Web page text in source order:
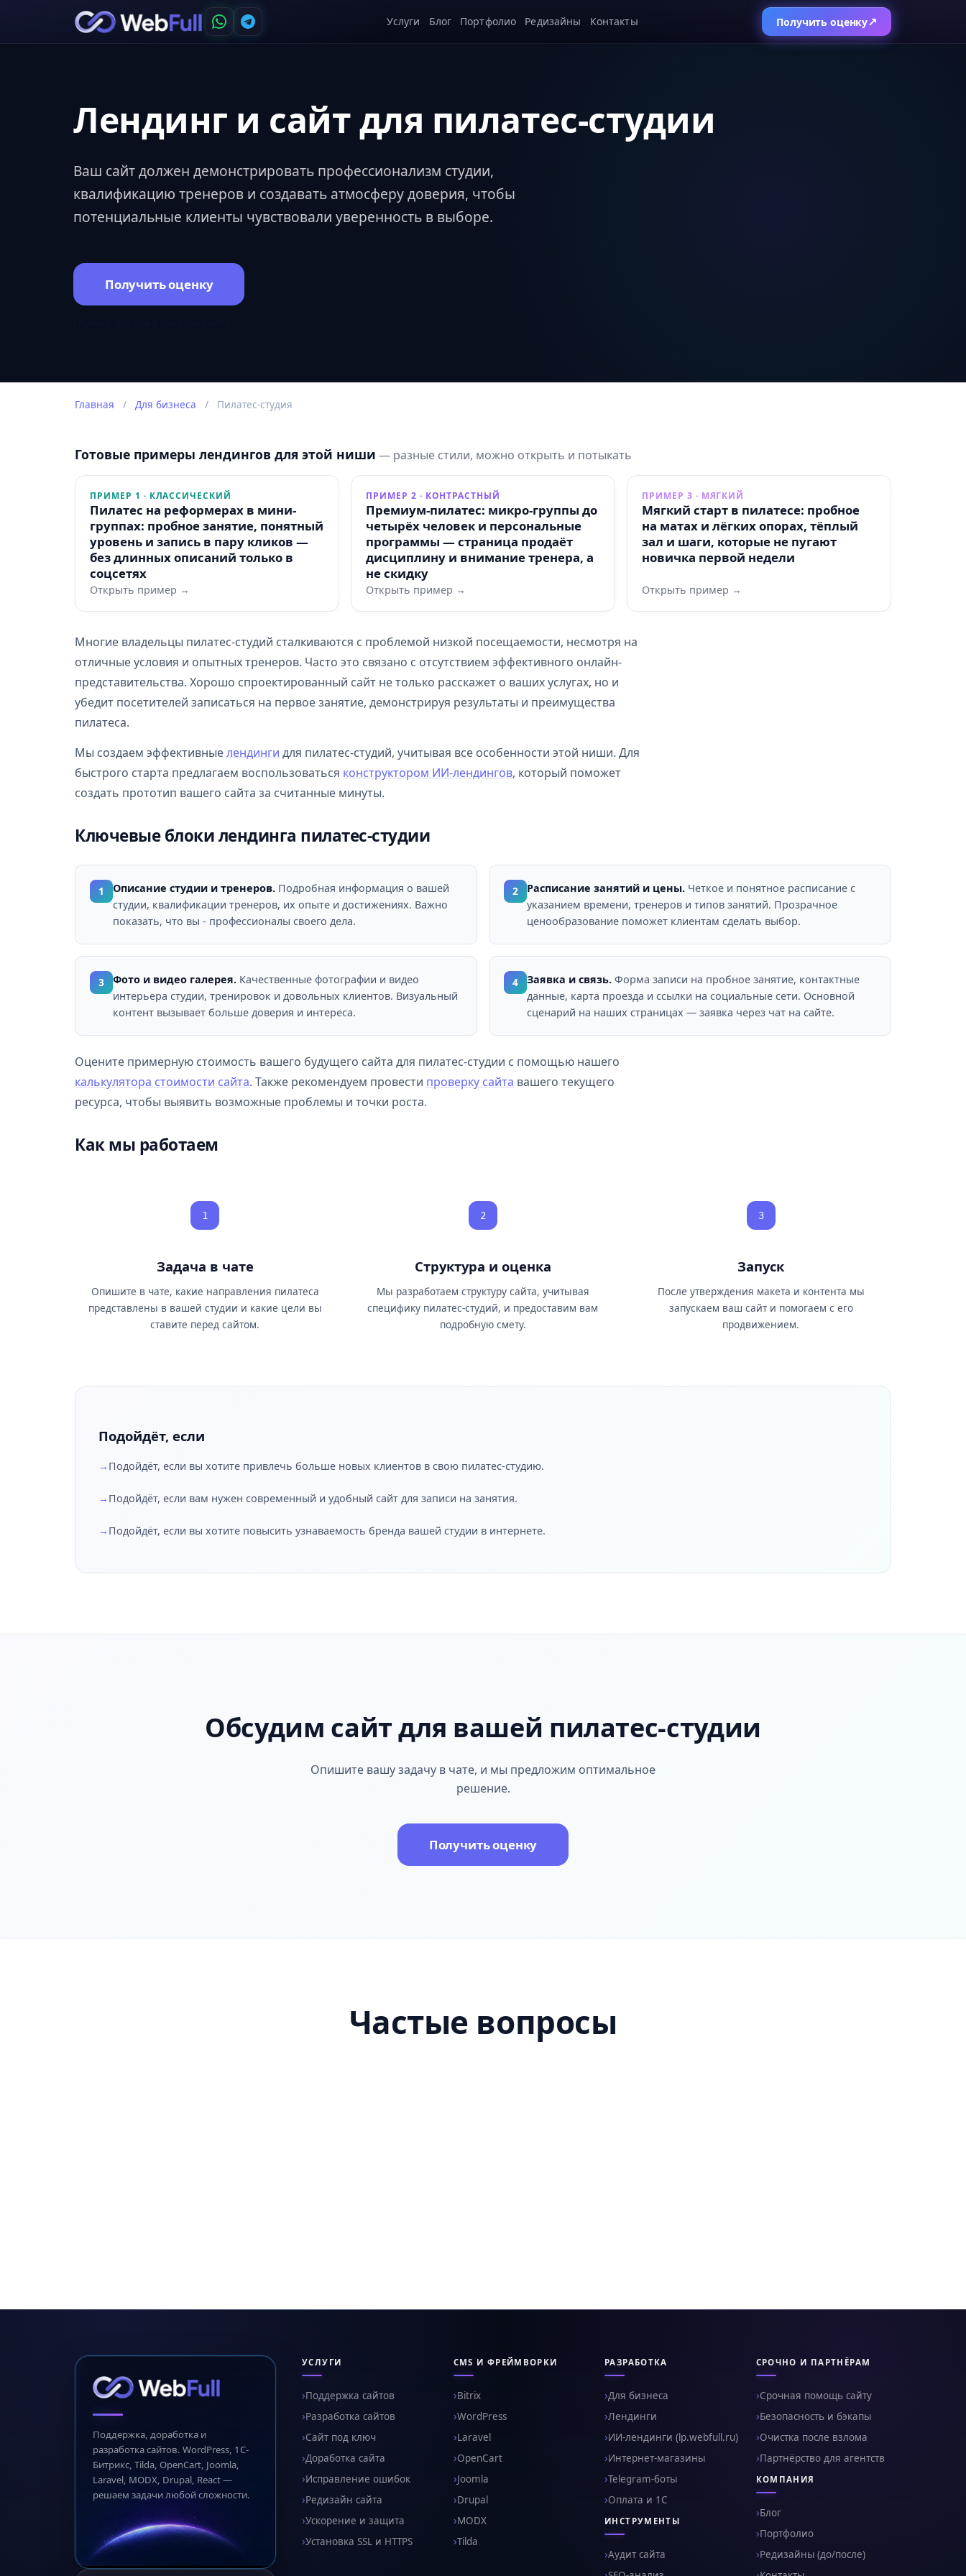
Услуги Блог Портфолио Редизайны Контакты Получить оценку↗
Лендинг и сайт для пилатес-студии
Ваш сайт должен демонстрировать профессионализм студии,
квалификацию тренеров и создавать атмосферу доверия, чтобы
потенциальные клиенты чувствовали уверенность в выборе.
Получить оценку
Главная / Для бизнеса / Пилатес-студия
Готовые примеры лендингов для этой ниши — разные стили, можно открыть и потыкать
ПРИМЕР 1 · КЛАССИЧЕСКИЙ
Пилатес на реформерах в мини-
группах: пробное занятие, понятный
уровень и запись в пару кликов —
без длинных описаний только в
соцсетях
Открыть пример →
ПРИМЕР 2 · КОНТРАСТНЫЙ
Премиум-пилатес: микро-группы до
четырёх человек и персональные
программы — страница продаёт
дисциплину и внимание тренера, а
не скидку
Открыть пример →
ПРИМЕР 3 · МЯГКИЙ
Мягкий старт в пилатесе: пробное
на матах и лёгких опорах, тёплый
зал и шаги, которые не пугают
новичка первой недели
Открыть пример →
Многие владельцы пилатес-студий сталкиваются с проблемой низкой посещаемости, несмотря на
отличные условия и опытных тренеров. Часто это связано с отсутствием эффективного онлайн-
представительства. Хорошо спроектированный сайт не только расскажет о ваших услугах, но и
убедит посетителей записаться на первое занятие, демонстрируя результаты и преимущества
пилатеса.
Мы создаем эффективныелендинги для пилатес-студий, учитывая все особенности этой ниши. Для
быстрого старта предлагаем воспользоваться конструктором ИИ-лендингов, который поможет
создать прототип вашего сайта за считанные минуты.
Ключевые блоки лендинга пилатес-студии
1 Описание студии и тренеров. Подробная информация о вашей
студии, квалификации тренеров, их опыте и достижениях. Важно
показать, что вы - профессионалы своего дела.
2 Расписание занятий и цены. Четкое и понятное расписание с
указанием времени, тренеров и типов занятий. Прозрачное
ценообразование поможет клиентам сделать выбор.
3 Фото и видео галерея. Качественные фотографии и видео
интерьера студии, тренировок и довольных клиентов. Визуальный
контент вызывает больше доверия и интереса.
4 Заявка и связь. Форма записи на пробное занятие, контактные
данные, карта проезда и ссылки на социальные сети. Основной
сценарий на наших страницах — заявка через чат на сайте.
Оцените примерную стоимость вашего будущего сайта для пилатес-студии с помощью нашего
калькулятора стоимости сайта. Также рекомендуем провести проверку сайта вашего текущего
ресурса, чтобы выявить возможные проблемы и точки роста.
Как мы работаем
1
Задача в чате
Опишите в чате, какие направления пилатеса
представлены в вашей студии и какие цели вы
ставите перед сайтом.
2
Структура и оценка
Мы разработаем структуру сайта, учитывая
специфику пилатес-студий, и предоставим вам
подробную смету.
3
Запуск
После утверждения макета и контента мы
запускаем ваш сайт и помогаем с его
продвижением.
Подойдёт, если
Подойдёт, если вы хотите привлечь больше новых клиентов в свою пилатес-студию.
Подойдёт, если вам нужен современный и удобный сайт для записи на занятия.
Подойдёт, если вы хотите повысить узнаваемость бренда вашей студии в интернете.
Обсудим сайт для вашей пилатес-студии
Опишите вашу задачу в чате, и мы предложим оптимальное
решение.
Получить оценку
Частые вопросы
Поддержка, доработка и
разработка сайтов. WordPress, 1С-
Битрикс, Tilda, OpenCart, Joomla,
Laravel, MODX, Drupal, React —
решаем задачи любой сложности.
УСЛУГИ
Поддержка сайтов
Разработка сайтов
Сайт под ключ
Доработка сайта
Исправление ошибок
Редизайн сайта
Ускорение и защита
Установка SSL и HTTPS
CMS И ФРЕЙМВОРКИ
Bitrix
WordPress
Laravel
OpenCart
Joomla
Drupal
MODX
Tilda
РАЗРАБОТКА
Для бизнеса
Лендинги
ИИ-лендинги (lp.webfull.ru)
Интернет-магазины
Telegram-боты
Оплата и 1С
ИНСТРУМЕНТЫ
Аудит сайта
СРОЧНО И ПАРТНЁРАМ
Срочная помощь сайту
Безопасность и бэкапы
Очистка после взлома
Партнёрство для агентств
КОМПАНИЯ
Блог
Портфолио
Редизайны (до/после)